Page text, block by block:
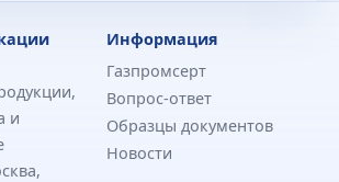
и
Информация
Газпромсерт
Вопрос-ответ
Образцы документов
Новости